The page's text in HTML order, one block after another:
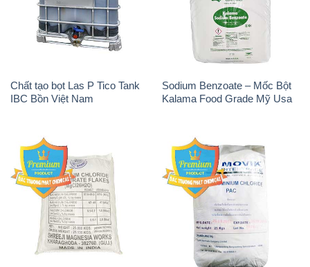
Chất tạo bọt Las P Tico Tank
IBC Bồn Việt Nam
Sodium Benzoate – Mốc Bột
Kalama Food Grade Mỹ Usa